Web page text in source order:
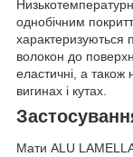
однобічним
волокон до
еластичні, а також
вигинах і кутах.
Мати ALU